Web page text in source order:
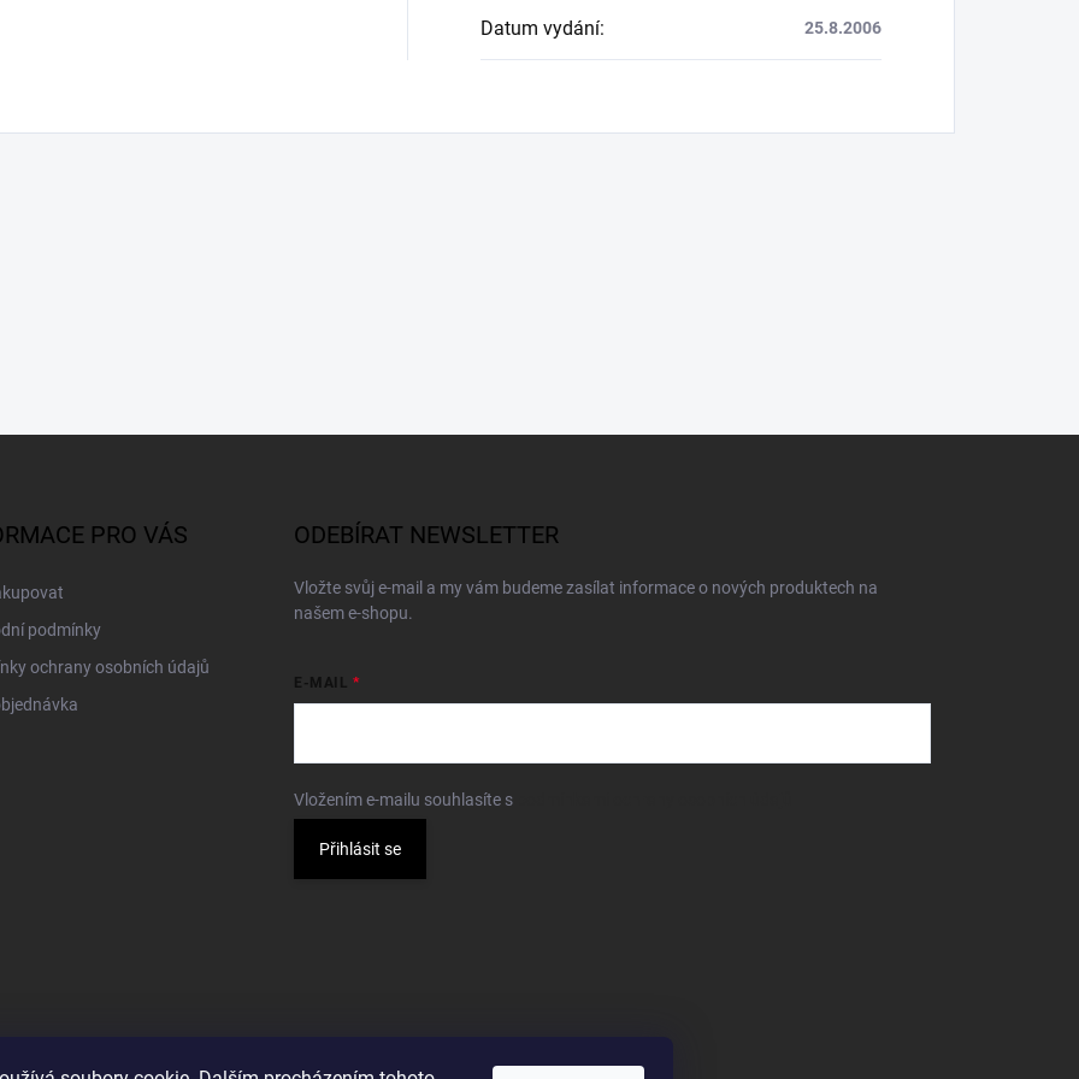
Datum vydání: 25.8.2006
PRO VÁS
podmínky
ochrany osobních údajů
ODEBÍRAT NEWSLETTER
Vložte svůj e-mail a my vám budeme zasílat informace o nových produktech na
našem e-shopu.
E-MAIL
Vložením e-mailu souhlasíte s
Přihlásit se